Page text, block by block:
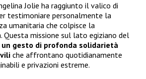
Jolie ha raggiunto il valico di
testimoniare personalmente la
umanitaria che colpisce la
Questa missione sul lato egiziano del
un gesto di profonda solidarietà
che affrontano quotidianamente
e privazioni estreme.